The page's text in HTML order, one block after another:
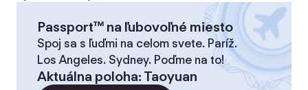
Passport™ na ľubovoľné miesto
Spoj sa s ľuďmi na celom svete. Paríž.
Los Angeles. Sydney. Poďme na to!
Aktuálna poloha: Taoyuan